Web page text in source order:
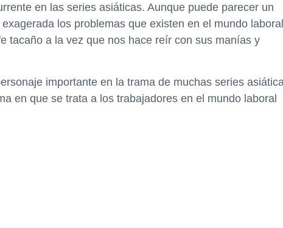
en las series asiáticas. Aunque puede parecer un
los problemas que existen en el mundo laboral
tacaño a la vez que nos hace reír con sus manías y
importante en la trama de muchas series
en que se trata a los trabajadores en el mundo laboral